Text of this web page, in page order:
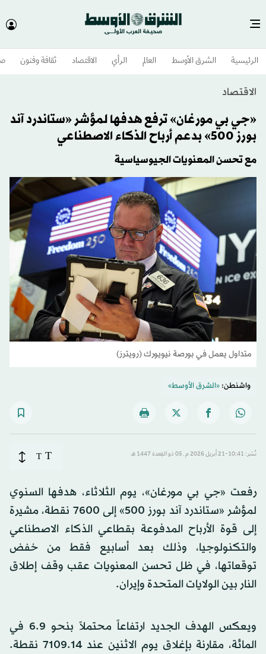
الرئيسية الشرق الأوسط​ العالم الرأي الاقتصاد ثقافة وفنون
الاقتصاد
«جي بي مورغان» ترفع هدفها لمؤشر «ستاندرد آند
بورز 500» بدعم أرباح الذكاء الاصطناعي
مع تحسن المعنويات الجيوسياسية
متداول يعمل في بورصة نيويورك (رويترز)
واشنطن:«الشرق الأوسط»
نُشر: 10:41-21 أبريل 2026 م ـ 05 ذو القِعدة 1447 هـ T
T
رفعت «جي بي مورغان»، يوم الثلاثاء، هدفها السنوي
لمؤشر «ستاندرد آند بورز 500» إلى 7600 نقطة، مشيرة
إلى قوة الأرباح المدفوعة بقطاعي الذكاء الاصطناعي
والتكنولوجيا، وذلك بعد أسابيع فقط من خفض
توقعاتها، في ظل تحسن المعنويات عقب وقف إطلاق
النار بين الولايات المتحدة وإيران.
ويعكس الهدف الجديد ارتفاعاً محتملاً بنحو 6.9 في
المائة، مقارنة بإغلاق يوم الاثنين عند 7109.14 نقطة.